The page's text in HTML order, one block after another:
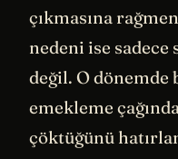
çıkmasına
nedeni ise sadece
değil. O dönemde
emekleme
çöktüğünü